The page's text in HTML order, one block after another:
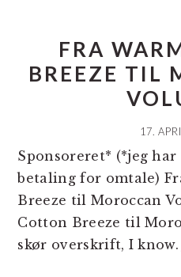
FRA
BREEZE TIL
17.
Sponsoreret* (*jeg
betaling for omtale)
Breeze til Moroccan
Cotton Breeze til
skør overskrift, I know.